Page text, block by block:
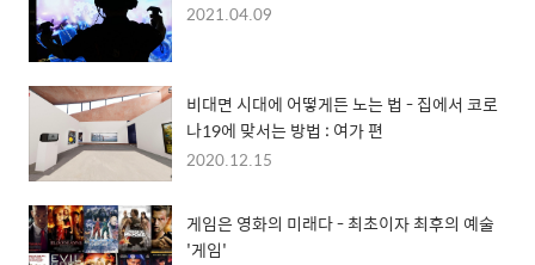
2021.04.09
비대면 시대에 어떻게든 노는 법 - 집에서 코로
나19에 맞서는 방법 : 여가 편
2020.12.15
게임은 영화의 미래다 - 최초이자 최후의 예술
'게임'